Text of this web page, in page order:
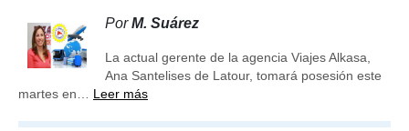
PorM. Suárez
La actual gerente de la agencia Viajes Alkasa,
Ana Santelises de Latour, tomará posesión este
martes en… Leer más